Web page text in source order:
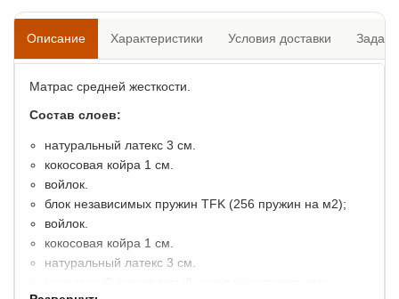
Описание Характеристики Условия доставки
Матрас средней жесткости.
Состав слоев:
натуральный латекс 3 см.
кокосовая койра 1 см.
войлок.
блок независимых пружин TFK (256 пружин на м2);
войлок.
кокосовая койра 1 см.
натуральный латекс 3 см.